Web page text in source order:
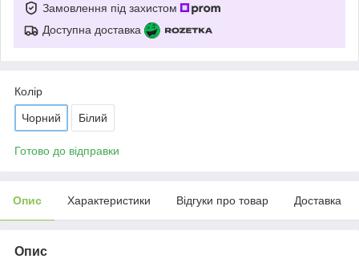
Замовлення під захистом
Доступна доставка
Колір
Чорний Білий
Готово до відправки
Опис Характеристики Відгуки про товар Доставка
Опис